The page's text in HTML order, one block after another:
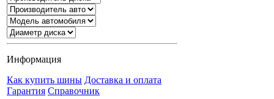
Информация
Как купить шины Доставка и оплата
Гарантия Справочник